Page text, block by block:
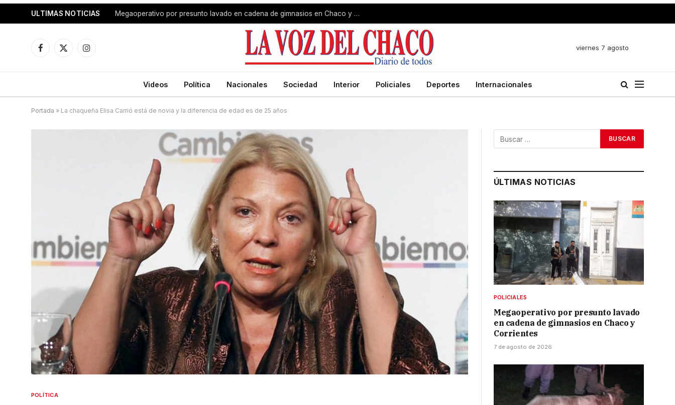
ULTIMAS NOTICIAS Megaoperativo por presunto lavado en cadena de gimnasios en Chaco y Corrientes
Facebook
X
Instagram
viernes 7 agosto
Videos Política Nacionales Sociedad Interior Policiales Deportes Internacionales
Portada » La chaqueña Elisa Carrió está de novia y la diferencia de edad es de 25 años
POLÍTICA
ÚLTIMAS NOTICIAS
POLICIALES
Megaoperativo por presunto lavado
en cadena de gimnasios en Chaco y
Corrientes
7 de agosto de 2026